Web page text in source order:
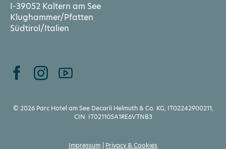
I-39052 Kaltern am See
Klughammer/Pfatten
Südtirol/Italien
© 2026 Parc Hotel am See Decarli Helmuth & Co. KG, IT02242900211,
CIN: IT021105A1RE6VTNB3
Impressum Privacy & Cookies